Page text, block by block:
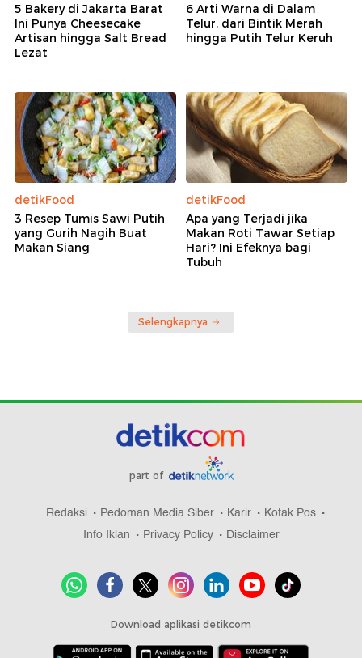
5 Bakery di Jakarta Barat
Ini Punya Cheesecake
Artisan hingga Salt Bread
Lezat
6 Arti Warna di Dalam
Telur, dari Bintik Merah
hingga Putih Telur Keruh
detikFood
3 Resep Tumis Sawi Putih
yang Gurih Nagih Buat
Makan Siang
detikFood
Apa yang Terjadi jika
Makan Roti Tawar Setiap
Hari? Ini Efeknya bagi
Tubuh
Selengkapnya
part of
Redaksi Pedoman Media Siber Karir
Kotak Pos
Info Iklan
Privacy Policy Disclaimer
Download aplikasi detikcom